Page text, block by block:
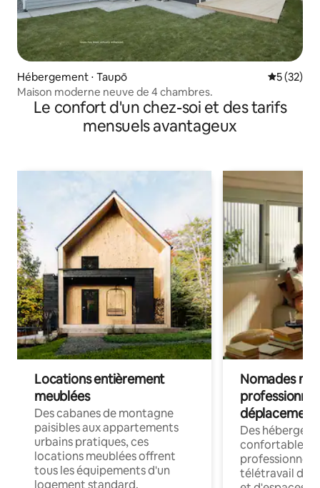
Hébergement ⋅ Taupō
5 (32)
Maison moderne neuve de 4 chambres.
Le confort d'un chez-soi et des tarifs
mensuels avantageux
Locations entièrement
meublées
Des cabanes de montagne
paisibles aux appartements
urbains pratiques, ces
locations meublées offrent
tous les équipements d'un
logement standard.
Nomades
déplacement
Des
confortables
professionnels
télétravail